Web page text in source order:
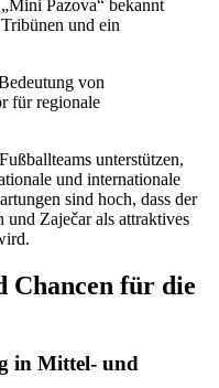
Pazova“ bekannt
und ein
von
für regionale
unterstützen,
und internationale
sind hoch, dass der
Zaječar als attraktives
Chancen für die
in Mittel- und